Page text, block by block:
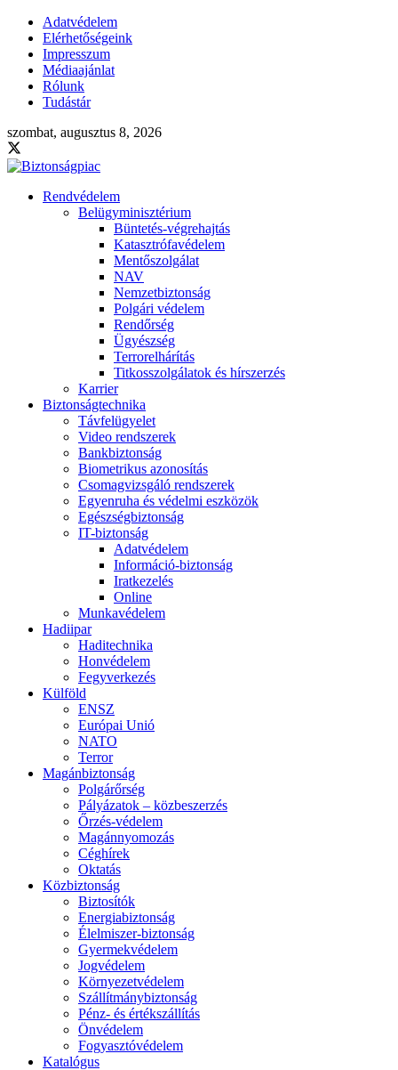
Adatvédelem
Elérhetőségeink
Impresszum
Médiaajánlat
Rólunk
Tudástár
szombat, augusztus 8, 2026
Rendvédelem
Belügyminisztérium
Büntetés-végrehajtás
Katasztrófavédelem
Mentőszolgálat
NAV
Nemzetbiztonság
Polgári védelem
Rendőrség
Ügyészség
Terrorelhárítás
Titkosszolgálatok és hírszerzés
Karrier
Biztonságtechnika
Távfelügyelet
Video rendszerek
Bankbiztonság
Biometrikus azonosítás
Csomagvizsgáló rendszerek
Egyenruha és védelmi eszközök
Egészségbiztonság
IT-biztonság
Adatvédelem
Információ-biztonság
Iratkezelés
Online
Munkavédelem
Hadiipar
Haditechnika
Honvédelem
Fegyverkezés
Külföld
ENSZ
Európai Unió
NATO
Terror
Magánbiztonság
Polgárőrség
Pályázatok – közbeszerzés
Őrzés-védelem
Magánnyomozás
Céghírek
Oktatás
Közbiztonság
Biztosítók
Energiabiztonság
Élelmiszer-biztonság
Gyermekvédelem
Jogvédelem
Környezetvédelem
Szállítmánybiztonság
Pénz- és értékszállítás
Önvédelem
Fogyasztóvédelem
Katalógus